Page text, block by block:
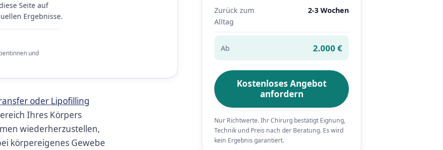
Seite auf
Ergebnisse.
und
oder Lipofilling
Ihres Körpers
wiederherzustellen,
körpereigenes Gewebe
Zurück zum
Alltag
2-3 Wochen
Ab 2.000 €
Kostenloses Angebot
anfordern
Nur Richtwerte. Ihr Chirurg bestätigt Eignung,
Technik und Preis nach der Beratung. Es wird
kein Ergebnis garantiert.